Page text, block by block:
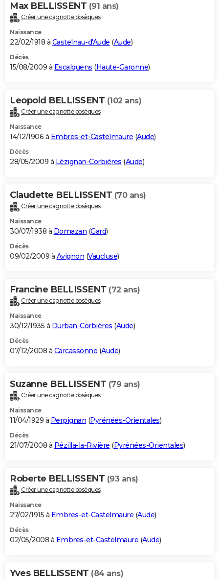
Max BELLISSENT (91 ans)
Créer une cagnotte obsèques
Naissance
22/02/1918 à Castelnau-d'Aude (Aude)
Décès
15/08/2009 à Escalquens (Haute-Garonne)
Leopold BELLISSENT (102 ans)
Créer une cagnotte obsèques
Naissance
14/12/1906 à Embres-et-Castelmaure (Aude)
Décès
28/05/2009 à Lézignan-Corbières (Aude)
Claudette BELLISSENT (70 ans)
Créer une cagnotte obsèques
Naissance
30/07/1938 à Domazan (Gard)
Décès
09/02/2009 à Avignon (Vaucluse)
Francine BELLISSENT (72 ans)
Créer une cagnotte obsèques
Naissance
30/12/1935 à Durban-Corbières (Aude)
Décès
07/12/2008 à Carcassonne (Aude)
Suzanne BELLISSENT (79 ans)
Créer une cagnotte obsèques
Naissance
11/04/1929 à Perpignan (Pyrénées-Orientales)
Décès
21/07/2008 à Pézilla-la-Rivière (Pyrénées-Orientales)
Roberte BELLISSENT (93 ans)
Créer une cagnotte obsèques
Naissance
27/02/1915 à Embres-et-Castelmaure (Aude)
Décès
02/05/2008 à Embres-et-Castelmaure (Aude)
Yves BELLISSENT (84 ans)